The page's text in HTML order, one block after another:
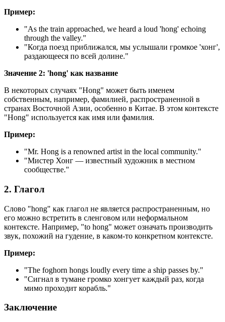
Пример:
"As the train approached, we heard a loud 'hong' echoing
through the valley."
"Когда поезд приближался, мы услышали громкое 'хонг',
раздающееся по всей долине."
Значение 2: 'hong' как название
В некоторых случаях "Hong" может быть именем
собственным, например, фамилией, распространенной в
странах Восточной Азии, особенно в Китае. В этом контексте
"Hong" используется как имя или фамилия.
Пример:
"Mr. Hong is a renowned artist in the local community."
"Мистер Хонг — известный художник в местном
сообществе."
2. Глагол
Слово "hong" как глагол не является распространенным, но
его можно встретить в сленговом или неформальном
контексте. Например, "to hong" может означать производить
звук, похожий на гудение, в каком-то конкретном контексте.
Пример:
"The foghorn hongs loudly every time a ship passes by."
"Сигнал в тумане громко хонгует каждый раз, когда
мимо проходит корабль."
Заключение